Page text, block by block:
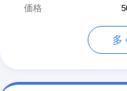
価格
多